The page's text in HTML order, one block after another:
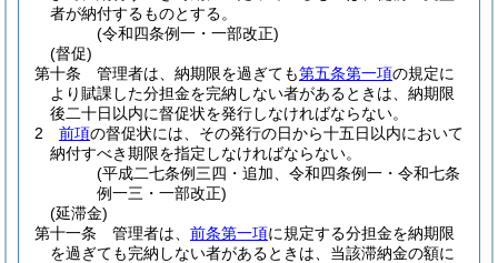
者が納付するものとする。
(令和四条例一・一部改正)
(督促)
第十条
管理者は、納期限を過ぎても第五条第一項の規定に
より賦課した分担金を完納しない者があるときは、納期限
後二十日以内に督促状を発行しなければならない。
2
前項の督促状には、その発行の日から十五日以内において
納付すべき期限を指定しなければならない。
(平成二七条例三四・追加、令和四条例一・令和七条
例一三・一部改正)
(延滞金)
第十一条
管理者は、 前条第一項に規定する分担金を納期限
を過ぎても完納しない者があるときは、当該滞納金の額に